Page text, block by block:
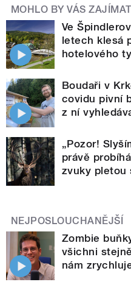
MOHLO BY VÁS ZAJÍMAT
Ve
letech klesá
hotelového
Boudaři v
covidu pivní
z ní
„Pozor!
právě
zvuky pletou
NEJPOSLOUCHANĚJŠÍ
Zombie
všichni
nám